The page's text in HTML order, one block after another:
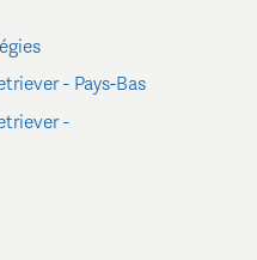
- Pays-Bas
-